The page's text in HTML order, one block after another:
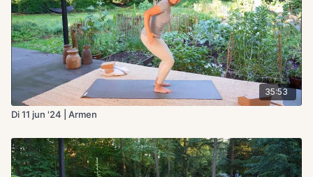
35:53
Di 11 jun '24 | Armen